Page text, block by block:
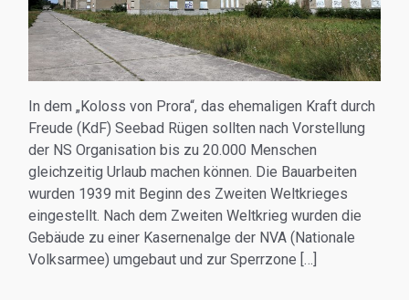
In dem „Koloss von Prora“, das ehemaligen Kraft durch
Freude (KdF) Seebad Rügen sollten nach Vorstellung
der NS Organisation bis zu 20.000 Menschen
gleichzeitig Urlaub machen können. Die Bauarbeiten
wurden 1939 mit Beginn des Zweiten Weltkrieges
eingestellt. Nach dem Zweiten Weltkrieg wurden die
Gebäude zu einer Kasernenalge der NVA (Nationale
Volksarmee) umgebaut und zur Sperrzone […]